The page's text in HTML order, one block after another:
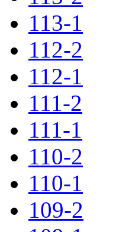
113-1
112-2
112-1
111-2
111-1
110-2
110-1
109-2